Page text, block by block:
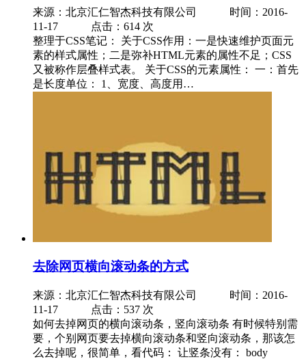
来源：北京汇仁智杰科技有限公司 时间：2016-
11-17 点击：614 次
整理于CSS笔记： 关于CSS作用：一是快速维护页面元
素的样式属性；二是弥补HTML元素的属性不足；CSS
又被称作层叠样式表。 关于CSS的元素属性： 一：首先
是长度单位： 1、宽度、高度用…
去除网页横向滚动条的方式
来源：北京汇仁智杰科技有限公司 时间：2016-
11-17 点击：537 次
如何去掉网页的横向滚动条，竖向滚动条 有时候特别需
要，个别网页要去掉横向滚动条和竖向滚动条，那该怎
么去掉呢，很简单，看代码： 让竖条没有： body